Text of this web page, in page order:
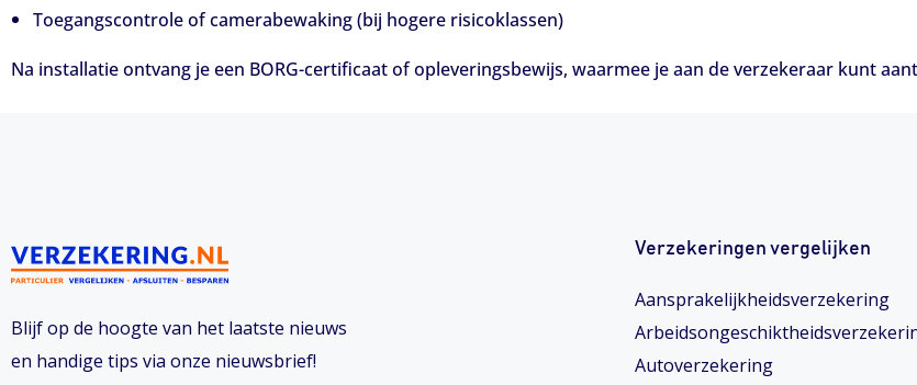
Toegangscontrole of camerabewaking (bij hogere risicoklassen)
Na installatie ontvang je een BORG-certificaat of opleveringsbewijs, waarmee je aan de verzekeraar kunt
Blijf op de hoogte van het laatste nieuws
en handige tips via onze nieuwsbrief!
Verzekeringen vergelijken
Aansprakelijkheidsverzekering
Autoverzekering